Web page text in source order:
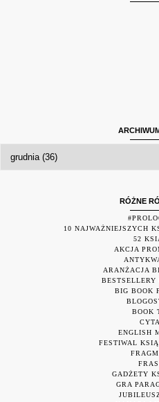
RÓŻNE
10 NAJWAŻNIEJSZYCH
52
AKCJA
ARANŻACJA
BESTSELLERY
BIG BOOK
BOOK
ENGLISH
FESTIWAL
GADŻETY
GRA